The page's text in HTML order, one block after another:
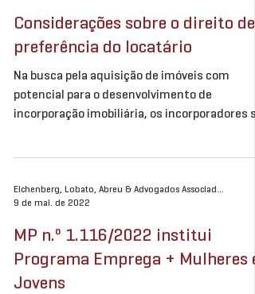
Considerações sobre o direito de
preferência do locatário
Na busca pela aquisição de imóveis com
potencial para o desenvolvimento de
incorporação imobiliária, os incorporadores se
Eichenberg, Lobato, Abreu & Advogados Associados
9 de mai. de 2022
MP n.º 1.116/2022 institui
Programa Emprega + Mulheres e
Jovens